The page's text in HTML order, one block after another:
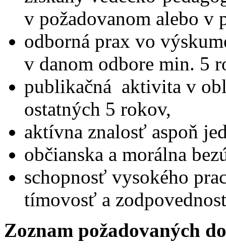
v požadovanom alebo v
odborná prax vo
v danom odbore min. 5
publikačná aktivita v
ostatných 5 rokov,
aktívna znalosť aspoň
občianska a morálna
schopnosť vysokého
tímovosť a
Zoznam požadovaných